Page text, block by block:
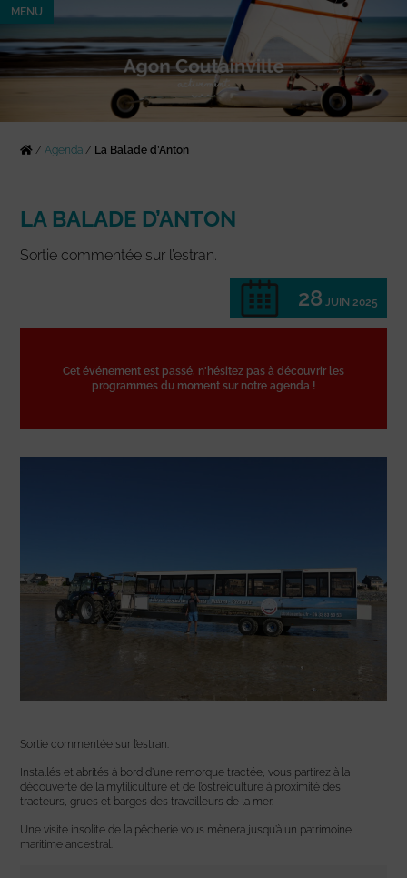
MENU
/Agenda / La Balade d’Anton
LA BALADE D’ANTON
Sortie commentée sur l’estran.
28 JUIN 2025
Cet événement est passé, n'hésitez pas à découvrir les
programmes du moment sur notre agenda !
Sortie commentée sur l’estran.
Installés et abrités à bord d’une remorque tractée, vous partirez à la
découverte de la mytiliculture et de l’ostréiculture à proximité des
tracteurs, grues et barges des travailleurs de la mer.
Une visite insolite de la pêcherie vous mènera jusqu’à un patrimoine
maritime ancestral.